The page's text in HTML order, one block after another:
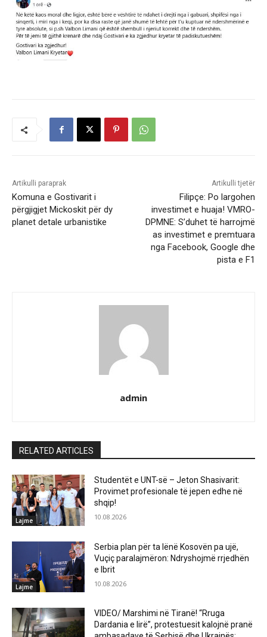
Artikulli paraprak
Komuna e Gostivarit i
përgjigjet Mickoskit për dy
planet detale urbanistike
Artikulli tjetër
Filipçe: Po largohen
investimet e huaja! VMRO-
DPMNE: S’duhet të harrojmë
as investimet e premtuara
nga Facebook, Google dhe
pista e F1
admin
RELATED ARTICLES
Lajme
Studentët e UNT-së – Jeton Shasivarit:
Provimet profesionale të jepen edhe në
shqip!
10.08.2026
Lajme
Serbia plan për ta lënë Kosovën pa ujë,
Vuçiç paralajmëron: Ndryshojmë rrjedhën
e Ibrit
10.08.2026
VIDEO/ Marshimi në Tiranë! “Rruga
Dardania e lirë”, protestuesit kalojnë pranë